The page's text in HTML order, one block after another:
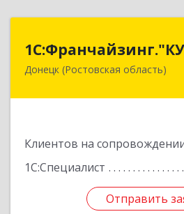
Донецк (Ростовская область)
Клиентов на
1С:Специалист
Отправить
346330, Ростовская обл,
Отправить